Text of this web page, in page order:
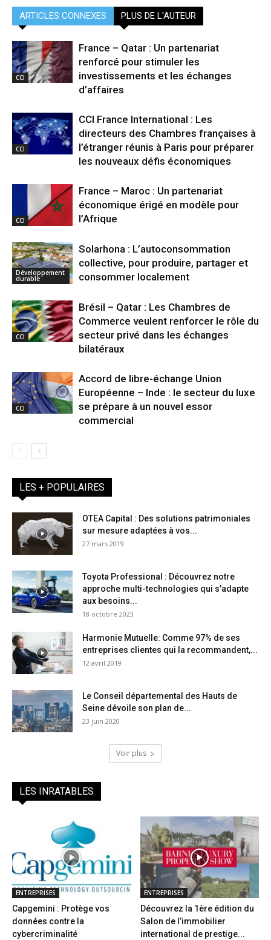
ARTICLES CONNEXES PLUS DE L'AUTEUR
CCI
France – Qatar : Un partenariat
renforcé pour stimuler les
investissements et les échanges
d’affaires
CCI
CCI France International : Les
directeurs des Chambres françaises à
l’étranger réunis à Paris pour préparer
les nouveaux défis économiques
CCI
France – Maroc : Un partenariat
économique érigé en modèle pour
l’Afrique
Développement
durable
Solarhona : L’autoconsommation
collective, pour produire, partager et
consommer localement
CCI
Brésil – Qatar : Les Chambres de
Commerce veulent renforcer le rôle du
secteur privé dans les échanges
bilatéraux
CCI
Accord de libre-échange Union
Européenne – Inde : le secteur du luxe
se prépare à un nouvel essor
commercial
LES + POPULAIRES
OTEA Capital : Des solutions patrimoniales
sur mesure adaptées à vos...
27 mars 2019
Toyota Professional : Découvrez notre
approche multi-technologies qui s’adapte
aux besoins...
18 octobre 2023
Harmonie Mutuelle: Comme 97% de ses
entreprises clientes qui la recommandent,...
12 avril 2019
Le Conseil départemental des Hauts de
Seine dévoile son plan de...
23 juin 2020
Voir plus
LES INRATABLES
ENTREPRISES
Capgemini : Protège vos
données contre la
cybercriminalité
ENTREPRISES
Découvrez la 1ère édition du
Salon de l’immobilier
international de prestige...